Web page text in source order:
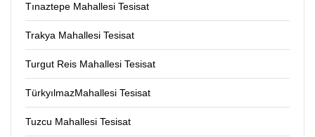
Tınaztepe Mahallesi Tesisat
Trakya Mahallesi Tesisat
Turgut Reis Mahallesi Tesisat
TürkyılmazMahallesi Tesisat
Tuzcu Mahallesi Tesisat